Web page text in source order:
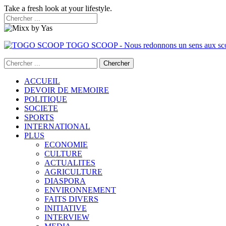
Take a fresh look at your lifestyle.
TOGO SCOOP - Nous redonnons un sens aux
ACCUEIL
DEVOIR DE MEMOIRE
POLITIQUE
SOCIETE
SPORTS
INTERNATIONAL
PLUS
ECONOMIE
CULTURE
ACTUALITES
AGRICULTURE
DIASPORA
ENVIRONNEMENT
FAITS DIVERS
INITIATIVE
INTERVIEW